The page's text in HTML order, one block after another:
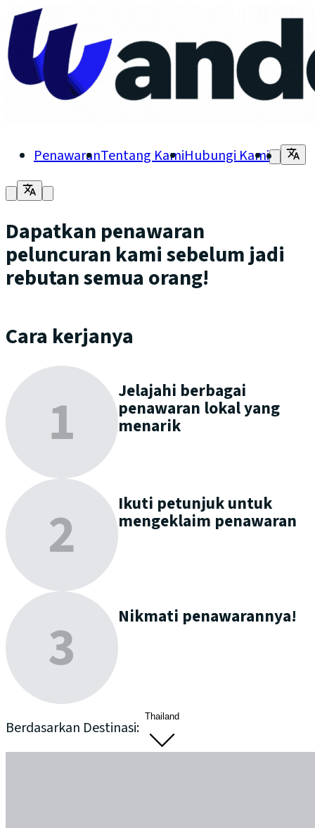
PenawaranTentang KamiHubungi Kami
Dapatkan penawaran
peluncuran kami sebelum jadi
rebutan semua orang!
Cara kerjanya
Jelajahi berbagai
penawaran lokal yang
menarik
Ikuti petunjuk untuk
mengeklaim penawaran
Nikmati penawarannya!
Berdasarkan Destinasi: